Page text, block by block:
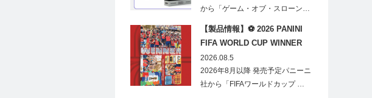
から「ゲーム・オブ・スローン…
【製品情報】⚽ 2026 PANINI
FIFA WORLD CUP WINNER
STICKER POSTER
2026.08.5
2026年8月以降 発売予定パニーニ
社から「FIFAワールドカップ …